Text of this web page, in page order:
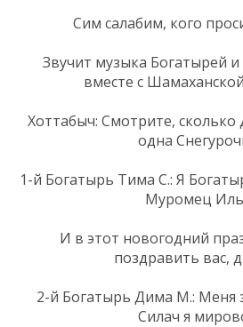
Сим салабим, кого
Звучит музыка Богатырей
вместе с
Хоттабыч: Смотрите,
одна
1-й Богатырь Тима С.: Я
Муромец
И в этот новогодний
поздравить вас,
2-й Богатырь Дима М.: Меня
Силач я